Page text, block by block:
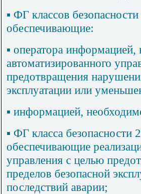
▪ ФГ классов
обеспечивающие:
▪ оператора информацией,
автоматизированного
предотвращения
эксплуатации или
▪ информацией,
▪ ФГ класса
обеспечивающие
управления с целью
пределов безопасной
последствий аварии;